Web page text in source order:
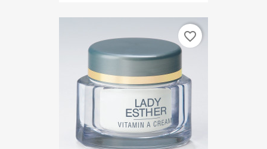
favorite_border